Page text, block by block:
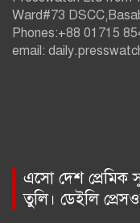
Ward#73
Phones:+88 01715
email:
এসো দেশ প্রেমিক
তুলি। ডেইলি